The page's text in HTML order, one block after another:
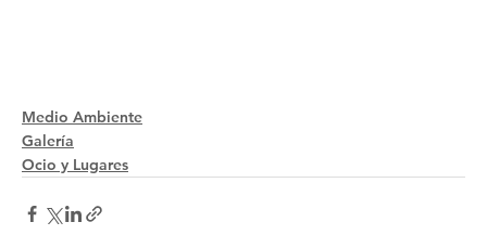
Medio Ambiente
Galería
Ocio y Lugares